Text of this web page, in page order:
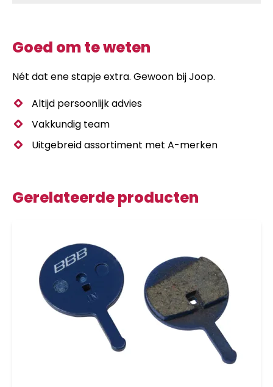
Goed om te weten
Nét dat ene stapje extra. Gewoon bij Joop.
Altijd persoonlijk advies
Vakkundig team
Uitgebreid assortiment met A-merken
Gerelateerde producten